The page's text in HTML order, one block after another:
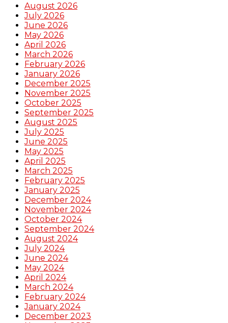
August 2026
July 2026
June 2026
May 2026
April 2026
March 2026
February 2026
January 2026
December 2025
November 2025
October 2025
September 2025
August 2025
July 2025
June 2025
May 2025
April 2025
March 2025
February 2025
January 2025
December 2024
November 2024
October 2024
September 2024
August 2024
July 2024
June 2024
May 2024
April 2024
March 2024
February 2024
January 2024
December 2023